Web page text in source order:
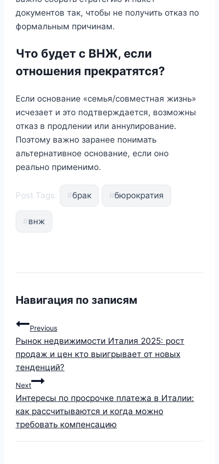
документов так, чтобы не получить отказ по
формальным причинам.
Что будет с ВНЖ, если
отношения прекратятся?
Если основание «семья/совместная жизнь»
исчезает и это подтверждается, возможны
отказ в продлении или аннулирование.
Поэтому важно заранее понимать
альтернативное основание, если оно
реально применимо.
Post Tags: #брак #бюрократия
#внж
Навигация по записям
Previous
Рынок недвижимости Италия 2025: рост
продаж и цен кто выигрывает от новых
тенденций?
Next
Интересы по просрочке платежа в Италии:
как рассчитываются и когда можно
требовать компенсацию